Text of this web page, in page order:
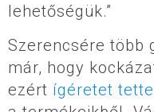
lehetőségük.”
Szerencsére több
már, hogy
ezért ígéretet